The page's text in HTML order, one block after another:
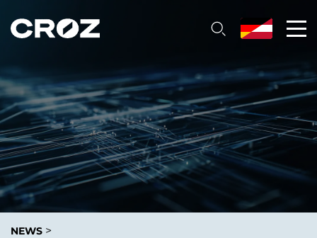
NEWS >